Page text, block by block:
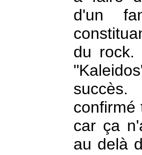
d'un
du rock.
confirmé
car ça
au delà